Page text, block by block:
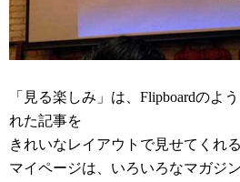
「見る楽しみ」は、Flipboardのよ
れた記事を
きれいなレイアウトで見せてくれ
マイページは、いろいろなマガジ